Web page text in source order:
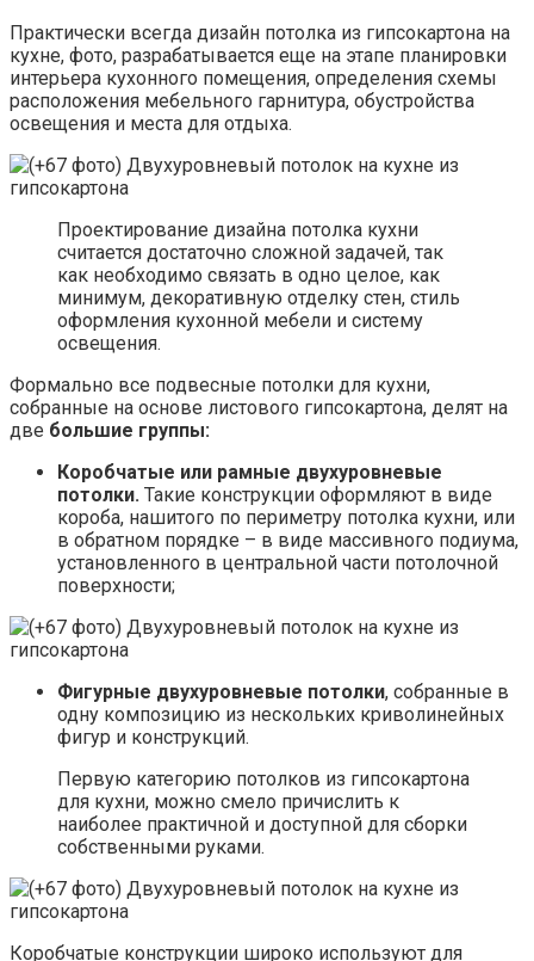
Практически всегда дизайн потолка из гипсокартона на
кухне, фото, разрабатывается еще на этапе планировки
интерьера кухонного помещения, определения схемы
расположения мебельного гарнитура, обустройства
освещения и места для отдыха.
Проектирование дизайна потолка кухни
считается достаточно сложной задачей, так
как необходимо связать в одно целое, как
минимум, декоративную отделку стен, стиль
оформления кухонной мебели и систему
освещения.
Формально все подвесные потолки для кухни,
собранные на основе листового гипсокартона, делят на
две большие группы:
Коробчатые или рамные двухуровневые
потолки. Такие конструкции оформляют в виде
короба, нашитого по периметру потолка кухни, или
в обратном порядке – в виде массивного подиума,
установленного в центральной части потолочной
поверхности;
Фигурные двухуровневые потолки, собранные в
одну композицию из нескольких криволинейных
фигур и конструкций.
Первую категорию потолков из гипсокартона
для кухни, можно смело причислить к
наиболее практичной и доступной для сборки
собственными руками.
Коробчатые конструкции широко используют для